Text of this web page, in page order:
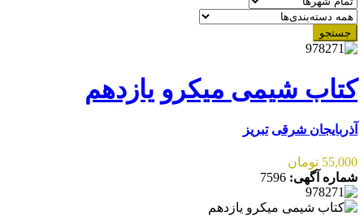
جستجو
کتاب شیمی میکرو یازدهم
آذربایجان شرقی تبریز
55,000 تومان
شماره آگهی: 7596